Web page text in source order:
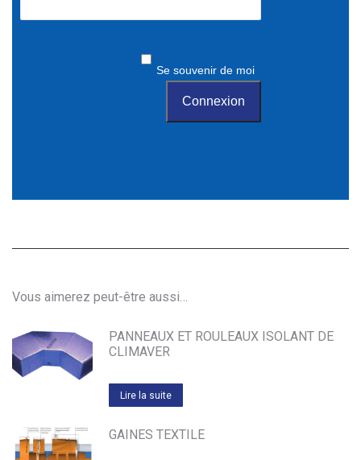
Se souvenir de moi
Vous aimerez peut-être aussi…
PANNEAUX ET ROULEAUX ISOLANT DE
CLIMAVER
Lire la suite
GAINES TEXTILE